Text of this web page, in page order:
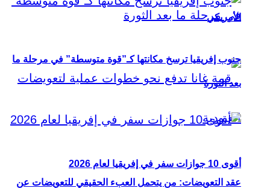
الأمريكي
عقد التعويضات: من يتحمل العبء الحقيقي للتعويضات عن
جنوب إفريقيا ترسخ مكانتها كـ”قوة متوسطة” في مرحلة ما
بعد الثورة
أقوى 10 جوازات سفر في إفريقيا لعام 2026